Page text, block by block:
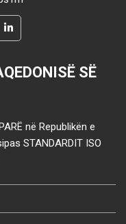
SË
në Republikën e
STANDARDIT ISO